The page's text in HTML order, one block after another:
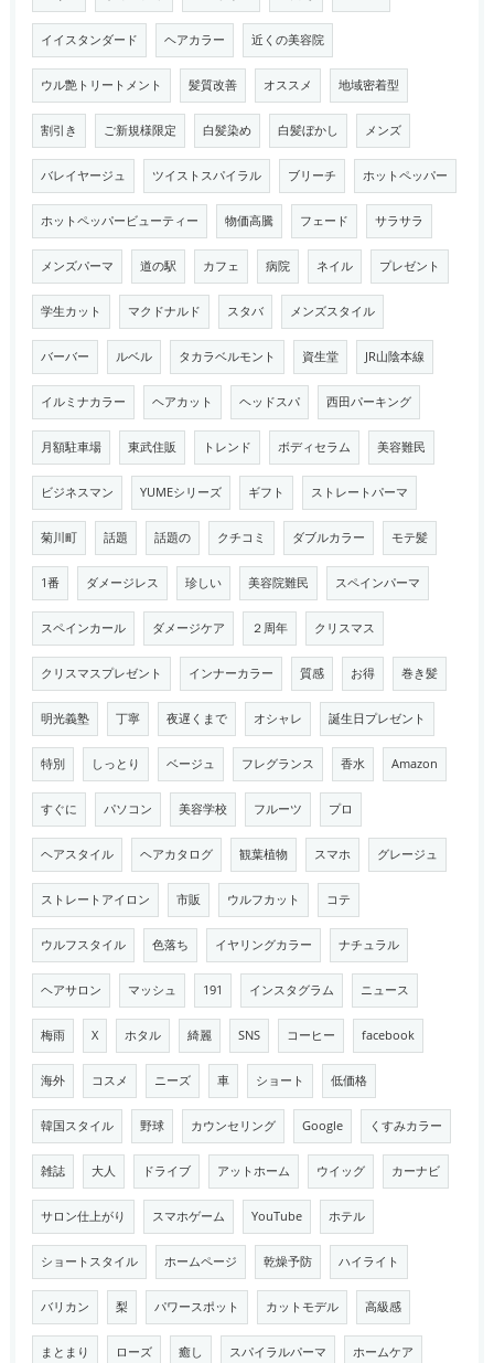
イイスタンダード ヘアカラー 近くの美容院
ウル艶トリートメント 髪質改善 オススメ 地域密着型
割引き ご新規様限定 白髪染め 白髪ぼかし メンズ
バレイヤージュ ツイストスパイラル ブリーチ ホットペッパー
ホットペッパービューティー 物価高騰 フェード サラサラ
メンズパーマ 道の駅 カフェ 病院 ネイル プレゼント
学生カット マクドナルド スタバ メンズスタイル
バーバー ルベル タカラベルモント 資生堂 JR山陰本線
イルミナカラー ヘアカット ヘッドスパ 西田パーキング
月額駐車場 東武住販 トレンド ボディセラム 美容難民
ビジネスマン YUMEシリーズ ギフト ストレートパーマ
菊川町 話題 話題の クチコミ ダブルカラー モテ髪
1番 ダメージレス 珍しい 美容院難民 スペインパーマ
スペインカール ダメージケア ２周年 クリスマス
クリスマスプレゼント インナーカラー 質感 お得 巻き髪
明光義塾 丁寧 夜遅くまで オシャレ 誕生日プレゼント
特別 しっとり ベージュ フレグランス 香水 Amazon
すぐに パソコン 美容学校 フルーツ プロ
ヘアスタイル ヘアカタログ 観葉植物 スマホ グレージュ
ストレートアイロン 市販 ウルフカット コテ
ウルフスタイル 色落ち イヤリングカラー ナチュラル
ヘアサロン マッシュ 191 インスタグラム ニュース
梅雨 X ホタル 綺麗 SNS コーヒー facebook
海外 コスメ ニーズ 車 ショート 低価格
韓国スタイル 野球 カウンセリング Google くすみカラー
雑誌 大人 ドライブ アットホーム ウイッグ カーナビ
サロン仕上がり スマホゲーム YouTube ホテル
ショートスタイル ホームページ 乾燥予防 ハイライト
バリカン 梨 パワースポット カットモデル 高級感
まとまり ローズ 癒し スパイラルパーマ ホームケア